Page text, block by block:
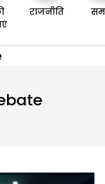
राजनीति